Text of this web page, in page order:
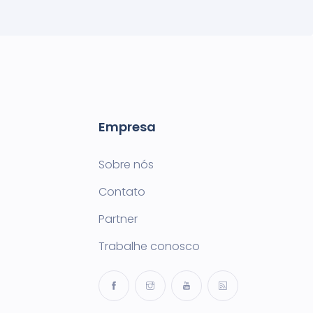
Empresa
Sobre nós
Contato
Partner
Trabalhe conosco